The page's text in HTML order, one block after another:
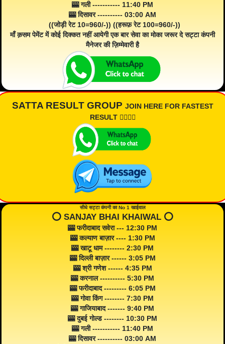
🎰 गली ----------- 11:40 PM
🎰 दिसावर ---------- 03:00 AM
((जोड़ी रेट 10=960/-)) ((हरूफ़ रेट 100=960/-))
माँ क़सम पेमेंट में कोई दिक्कत नहीं आयेगी एक बार सेवा का मोका जरूर दे सट्टा कंपनी
मैनेजर की ज़िम्मेवारी है
SATTA RESULT GROUP JOIN HERE FOR FASTEST
RESULT 👇🏾👇🏾
सीधे सट्टा कंपनी का No 1 खाईवाल
⭕️ SANJAY BHAI KHAIWAL ⭕️
🎰 फरीदाबाद सवेरा --- 12:30 PM
🎰 कल्याण बाज़ार ---- 1:30 PM
🎰 खाटू धाम -------- 2:30 PM
🎰 दिल्ली बाज़ार ------ 3:05 PM
🎰 श्री गणेश ------ 4:35 PM
🎰 करनाल ---------- 5:30 PM
🎰 फरीदाबाद --------- 6:05 PM
🎰 गोवा किंग -------- 7:30 PM
🎰 गाजियाबाद ------- 9:40 PM
🎰 दुबई गोल्ड -------- 10:30 PM
🎰 गली ----------- 11:40 PM
🎰 दिसावर ---------- 03:00 AM